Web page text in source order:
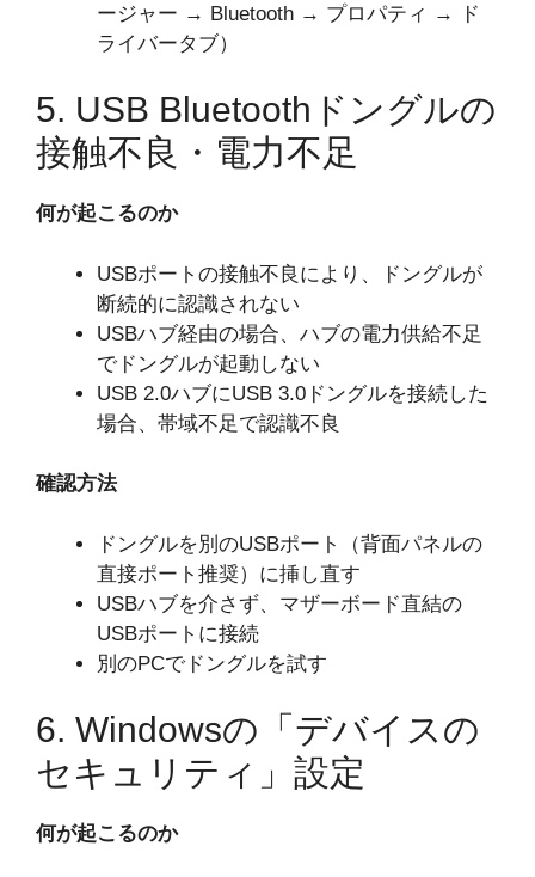
ージャー → Bluetooth → プロパティ → ド
ライバータブ）
5. USB Bluetoothドングルの
接触不良・電力不足
何が起こるのか
USBポートの接触不良により、ドングルが
断続的に認識されない
USBハブ経由の場合、ハブの電力供給不足
でドングルが起動しない
USB 2.0ハブにUSB 3.0ドングルを接続した
場合、帯域不足で認識不良
確認方法
ドングルを別のUSBポート（背面パネルの
直接ポート推奨）に挿し直す
USBハブを介さず、マザーボード直結の
USBポートに接続
別のPCでドングルを試す
6. Windowsの「デバイスの
セキュリティ」設定
何が起こるのか